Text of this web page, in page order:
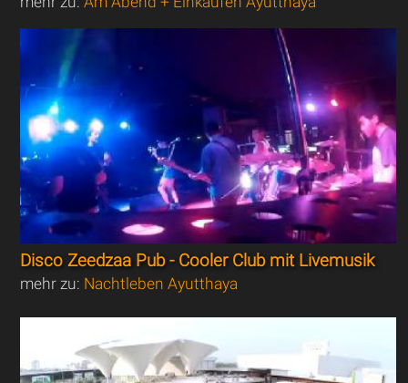
Disco Zeedzaa Pub - Cooler Club mit Livemusik
mehr zu: Nachtleben Ayutthaya